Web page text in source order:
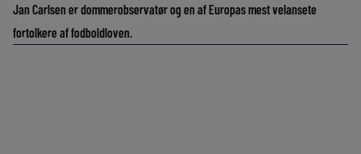
Jan Carlsen er dommerobservatør og en af Europas mest velansete
fortolkere af fodboldloven.